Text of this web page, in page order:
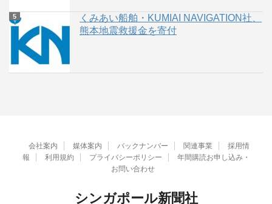
くみあい船舶・KUMIAI NAVIGATION社、
熊本地震救援金を寄付
会社案内 媒体案内 バックナンバー 関連事業
採用情
報
利用規約 プライバシーポリシー
年間購読お申し込み・
お問い合わせ
シンガポール新聞社